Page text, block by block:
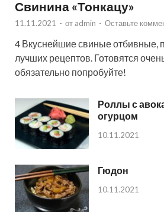
Свинина «Тонкацу»
11.11.2021 - от admin - Оставьте
4 Вкуснейшие свиные отбивные,
лучших рецептов. Готовятся
обязательно попробуйте!
Роллы с
огурцом
10.11.2021
Гюдон
10.11.2021